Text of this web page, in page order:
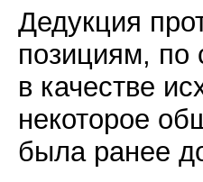
Дедукция
позициям, по
в качестве
некоторое
была ранее